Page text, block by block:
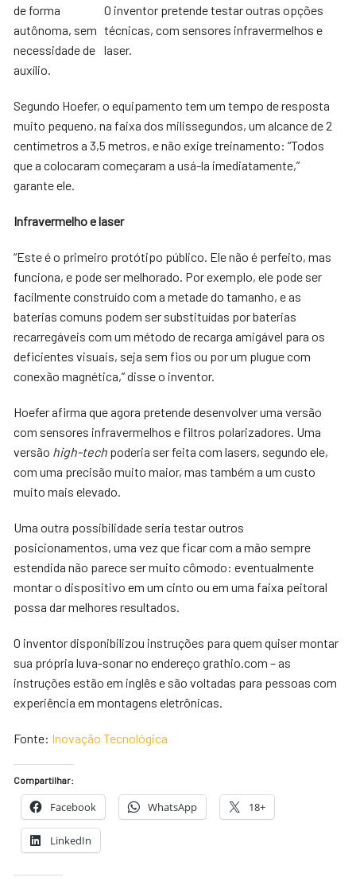
O inventor pretende testar outras opções
técnicas, com sensores infravermelhos e
laser.
de forma
autônoma, sem
necessidade de
auxílio.
Segundo Hoefer, o equipamento tem um tempo de resposta
muito pequeno, na faixa dos milissegundos, um alcance de 2
centímetros a 3,5 metros, e não exige treinamento: “Todos
que a colocaram começaram a usá-la imediatamente,”
garante ele.
Infravermelho e laser
“Este é o primeiro protótipo público. Ele não é perfeito, mas
funciona, e pode ser melhorado. Por exemplo, ele pode ser
facilmente construído com a metade do tamanho, e as
baterias comuns podem ser substituídas por baterias
recarregáveis com um método de recarga amigável para os
deficientes visuais, seja sem fios ou por um plugue com
conexão magnética,” disse o inventor.
Hoefer afirma que agora pretende desenvolver uma versão
com sensores infravermelhos e filtros polarizadores. Uma
versão high-tech poderia ser feita com lasers, segundo ele,
com uma precisão muito maior, mas também a um custo
muito mais elevado.
Uma outra possibilidade seria testar outros
posicionamentos, uma vez que ficar com a mão sempre
estendida não parece ser muito cômodo: eventualmente
montar o dispositivo em um cinto ou em uma faixa peitoral
possa dar melhores resultados.
O inventor disponibilizou instruções para quem quiser montar
sua própria luva-sonar no endereço grathio.com – as
instruções estão em inglês e são voltadas para pessoas com
experiência em montagens eletrônicas.
Fonte: Inovação Tecnológica
Compartilhar:
Facebook WhatsApp 18+
LinkedIn